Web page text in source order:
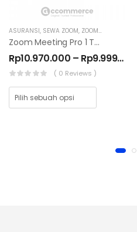
ASURANSI, SEWA ZOOM, ZOOM,
Zoom Meeting Pro 1 Tahun 500 -1000 Partisipan
Rp10.970.000 – Rp9.999.999.999
( 0 Reviews )